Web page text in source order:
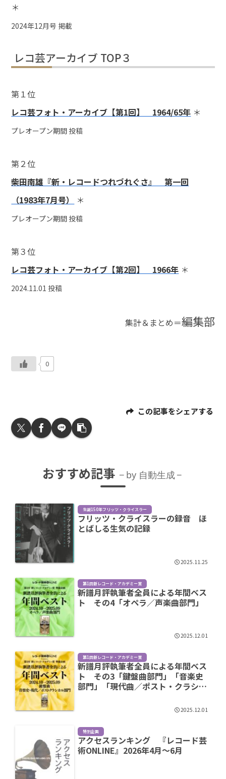
＊
2024年12月号 掲載
レコ芸アーカイブ TOP３
第１位
レコ芸フォト・アーカイブ【第1回】 1964/65年 ＊
プレオープン期間 投稿
第２位
柴田南雄『新・レコードつれづれぐさ』 第一回
（1983年7月号）
＊
プレオープン期間 投稿
第３位
レコ芸フォト・アーカイブ【第2回】 1966年 ＊
2024.11.01 投稿
集計＆まとめ＝編集部
0
この記事をシェアする
おすすめ記事 by 自動生成
生誕150年フリッツ・クライスラー
フリッツ・クライスラーの録音 ほ
とばしる生気の記録
2025.11.25
第1回新レコード・アカデミー賞
新譜月評執筆者全員による年間ベス
ト その4「オペラ／声楽曲部門」
2025.12.01
第1回新レコード・アカデミー賞
新譜月評執筆者全員による年間ベス
ト その3「鍵盤曲部門」「音楽史
部門」「現代曲／ポスト・クラシカ
2025.12.01
特別企画
アクセスランキング 『レコード芸
術ONLINE』2026年4月～6月